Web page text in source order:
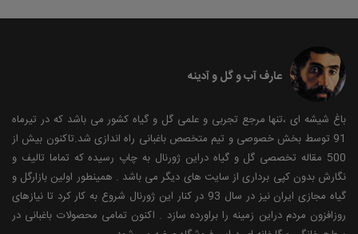
عارف آب و گل و آدینه
باغ شیشه ای ،تنها مرجع تجربی و علمی گل و گیاه کشور می باشد که در تیرماه
91 توسط بخش خصوصی و تیم متخصص باغبانی راه اندازی شد.تاکنون بیش از
500 مقاله تخصصی گل و گیاه دراین ژورنال به چاپ رسیده که تماما تالیف و
نگارش بدون کپی برداری از سایت های دیگر می باشد . همینطور اولین بازارگل و
گیاه مجازی ایران نیز در سال 93 در کنار این ژورنال شروع به کار کرد تا نیازهای
روزافزون مردم دراین زمینه را براورده سازد . اکنون تمامی محصولات باغبانی در